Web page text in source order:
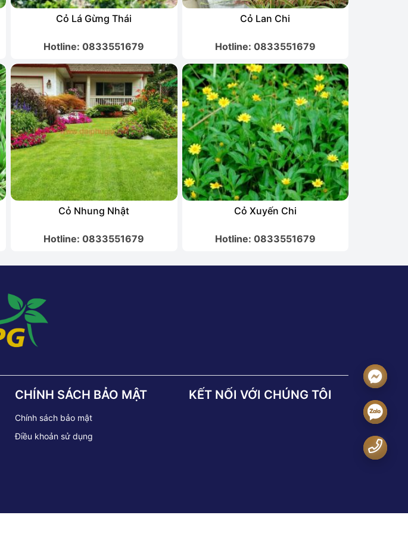
Cỏ Lá Gừng Thái
Hotline: 0833551679
Cỏ Lan Chi
Hotline: 0833551679
Cỏ Nhung Nhật
Hotline: 0833551679
Cỏ Xuyến Chi
Hotline: 0833551679
CHÍNH SÁCH BẢO MẬT
Chính sách bảo mật
Điều khoản sử dụng
KẾT NỐI VỚI CHÚNG TÔI